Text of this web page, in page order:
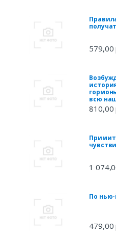
579,00
всю
810,00
1
По
479,00